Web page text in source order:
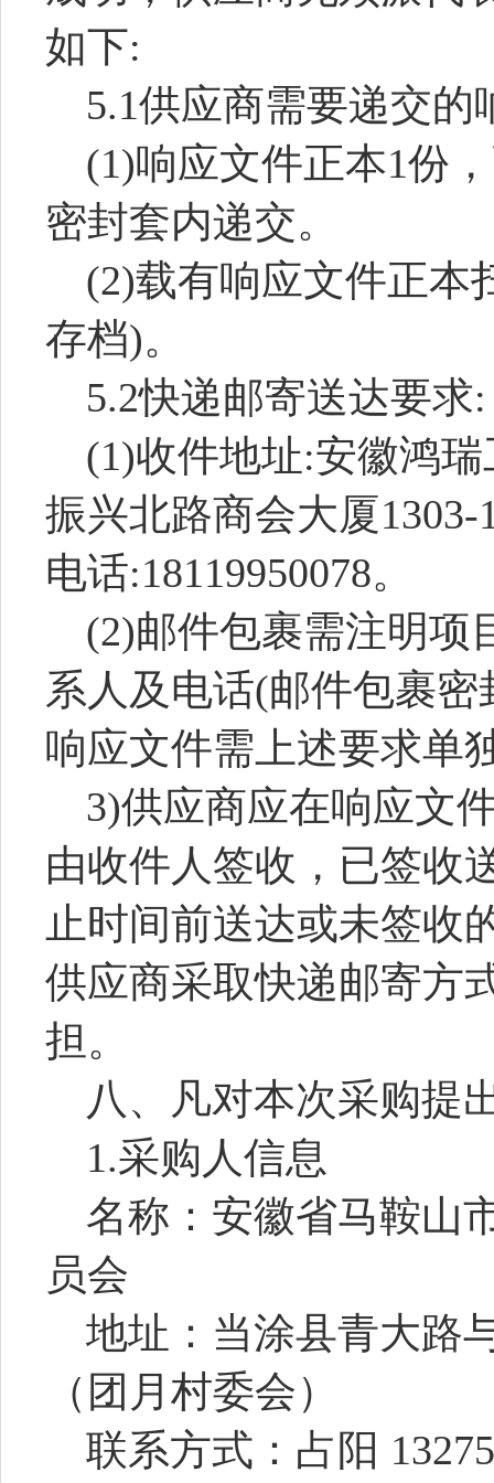
如下:
5.1供应商需要递交的
(1)响应文件正本1份
密封套内递交。
(2)载有响应文件正本
存档)。
5.2快递邮寄送达要求:
(1)收件地址:安徽鸿
振兴北路商会大厦1303-
电话:18119950078。
(2)邮件包裹需注明项
系人及电话(邮件包裹
响应文件需上述要求单
3)供应商应在响应文
由收件人签收，已签收
止时间前送达或未签收
供应商采取快递邮寄方
担。
八、凡对本次采购提
1.采购人信息
名称： 安徽省马鞍山
员会
地址： 当涂县青大路
（团月村委会）
联系方式： 占阳